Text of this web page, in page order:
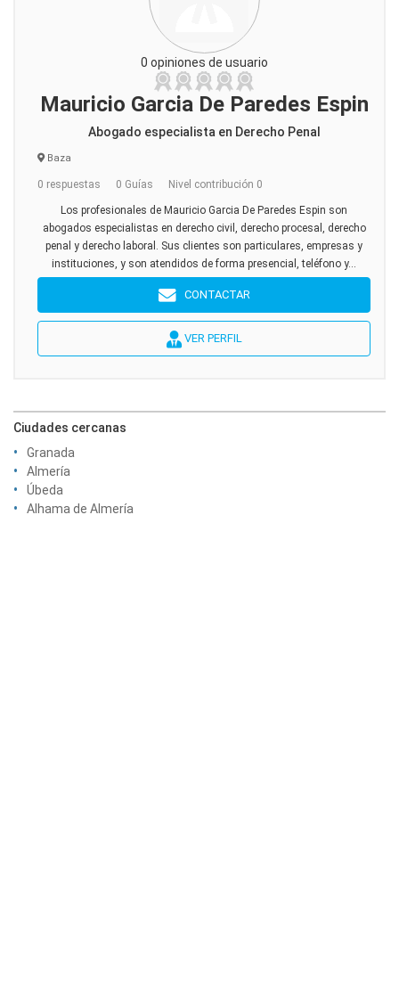
0 opiniones de usuario
Mauricio Garcia De Paredes Espin
Abogado especialista en Derecho Penal
Baza
0 respuestas 0 Guías Nivel contribución 0
Los profesionales de Mauricio Garcia De Paredes Espin son
abogados especialistas en derecho civil, derecho procesal, derecho
penal y derecho laboral. Sus clientes son particulares, empresas y
instituciones, y son atendidos de forma presencial, teléfono y...
CONTACTAR
VER PERFIL
Ciudades cercanas
Granada
Almería
Úbeda
Alhama de Almería